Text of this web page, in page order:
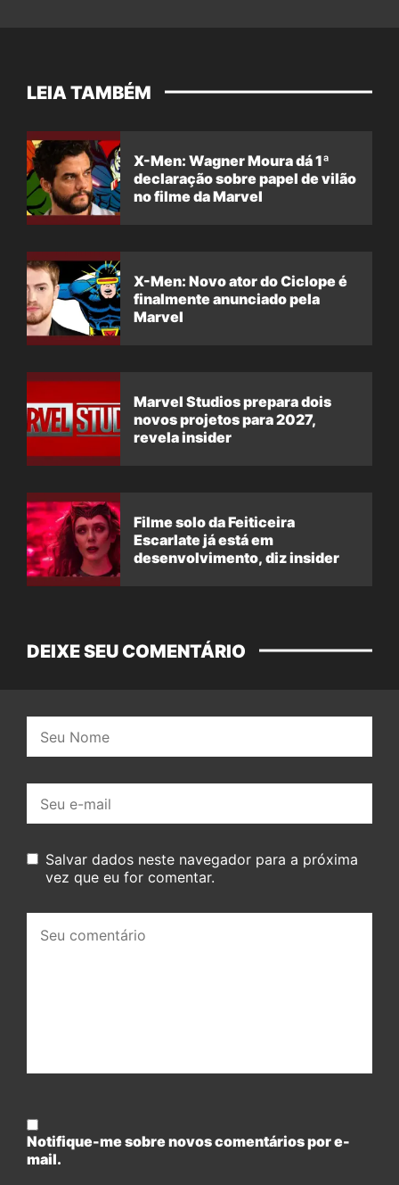
LEIA TAMBÉM
X-Men: Wagner Moura dá 1ª
declaração sobre papel de vilão
no filme da Marvel
X-Men: Novo ator do Ciclope é
finalmente anunciado pela
Marvel
Marvel Studios prepara dois
novos projetos para 2027,
revela insider
Filme solo da Feiticeira
Escarlate já está em
desenvolvimento, diz insider
DEIXE SEU COMENTÁRIO
mail:
Salvar dados neste navegador para a próxima
vez que eu for comentar.
comentário:
Notifique-me sobre novos comentários por e-
mail.